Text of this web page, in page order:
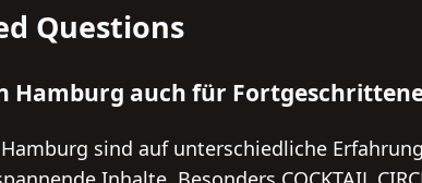
Questions
Hamburg auch für
sind auf unterschiedliche